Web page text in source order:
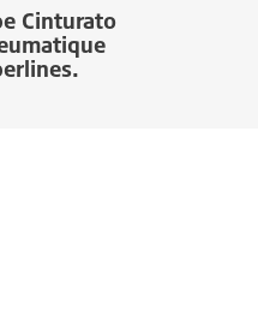
Cinturato